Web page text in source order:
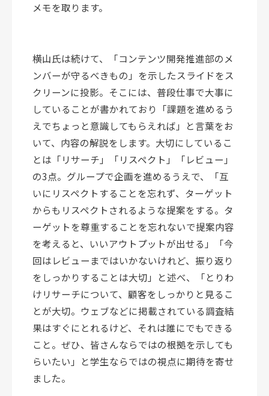
メモを取ります。
横山氏は続けて、「コンテンツ開発推進部のメ
ンバーが守るべきもの」を示したスライドをス
クリーンに投影。そこには、普段仕事で大事に
していることが書かれており「課題を進めるう
えでちょっと意識してもらえれば」と言葉をお
いて、内容の解説をします。大切にしているこ
とは「リサーチ」「リスペクト」「レビュー」
の3点。グループで企画を進めるうえで、「互
いにリスペクトすることを忘れず、ターゲット
からもリスペクトされるような提案をする。タ
ーゲットを尊重することを忘れないで提案内容
を考えると、いいアウトプットが出せる」「今
回はレビューまではいかないけれど、振り返り
をしっかりすることは大切」と述べ、「とりわ
けリサーチについて、顧客をしっかりと見るこ
とが大切。ウェブなどに掲載されている調査結
果はすぐにとれるけど、それは誰にでもできる
こと。ぜひ、皆さんならではの根拠を示しても
らいたい」と学生ならではの視点に期待を寄せ
ました。